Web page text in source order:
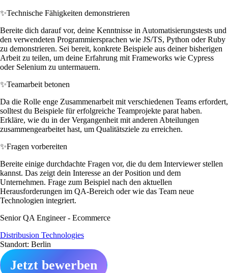
✨Technische Fähigkeiten demonstrieren
Bereite dich darauf vor, deine Kenntnisse in Automatisierungstests und
den verwendeten Programmiersprachen wie JS/TS, Python oder Ruby
zu demonstrieren. Sei bereit, konkrete Beispiele aus deiner bisherigen
Arbeit zu teilen, um deine Erfahrung mit Frameworks wie Cypress
oder Selenium zu untermauern.
✨Teamarbeit betonen
Da die Rolle enge Zusammenarbeit mit verschiedenen Teams erfordert,
solltest du Beispiele für erfolgreiche Teamprojekte parat haben.
Erkläre, wie du in der Vergangenheit mit anderen Abteilungen
zusammengearbeitet hast, um Qualitätsziele zu erreichen.
✨Fragen vorbereiten
Bereite einige durchdachte Fragen vor, die du dem Interviewer stellen
kannst. Das zeigt dein Interesse an der Position und dem
Unternehmen. Frage zum Beispiel nach den aktuellen
Herausforderungen im QA-Bereich oder wie das Team neue
Technologien integriert.
Senior QA Engineer - Ecommerce
Distribusion Technologies
Standort: Berlin
Jetzt bewerben